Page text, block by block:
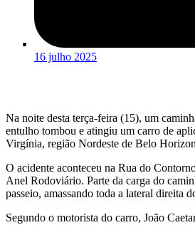
16 julho 2025
Na noite desta terça-feira (15), um
entulho tombou e atingiu um carro de
Virgínia, região Nordeste de Belo
O acidente aconteceu na Rua do
Anel Rodoviário. Parte da carga do
passeio, amassando toda a lateral direita
Segundo o motorista do carro, João